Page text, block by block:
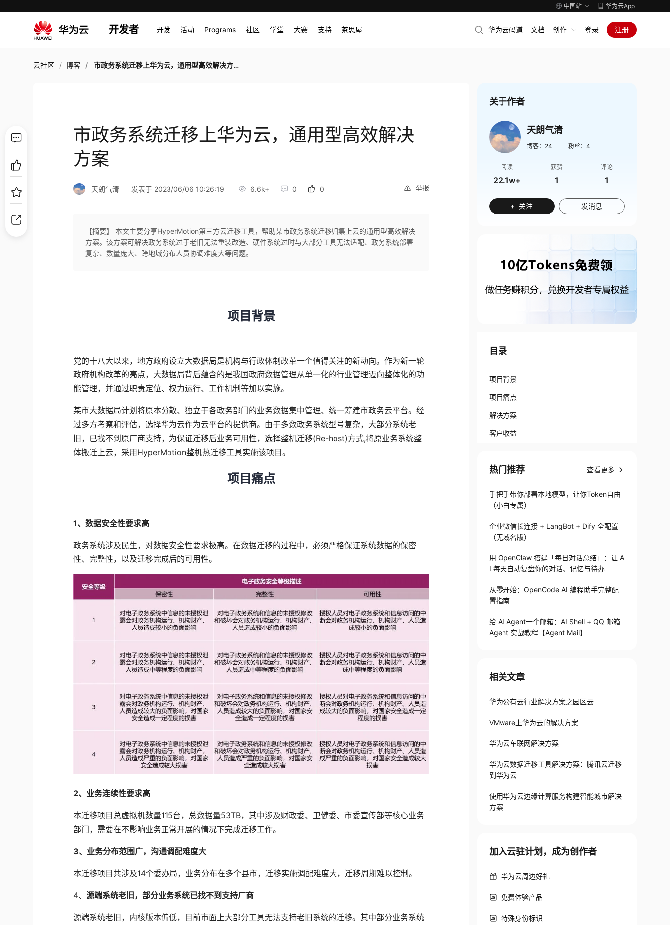
中国站 华为云App
开发者 开发 活动 Programs 社区 学堂 大赛 支持 茶思屋 华为云码道 文档 创作 登录 注册
云社区 博客 市政务系统迁移上华为云，通用型高效解决方案
市政务系统迁移上华为云，通用型高效解决
方案
举报
天朗气清 发表于 2023/06/06 10:26:19 6.6k+ 0 0
【摘要】 本文主要分享HyperMotion第三方云迁移工具，帮助某市政务系统迁移归集上云的通用型高效解决
方案。该方案可解决政务系统过于老旧无法重装改造、硬件系统过时与大部分工具无法适配、政务系统部署
复杂、数量庞大、跨地域分布人员协调难度大等问题。
项目背景
党的十八大以来，地方政府设立大数据局是机构与行政体制改革一个值得关注的新动向。作为新一轮
政府机构改革的亮点，大数据局背后蕴含的是我国政府数据管理从单一化的行业管理迈向整体化的功
能管理，并通过职责定位、权力运行、工作机制等加以实施。
某市大数据局计划将原本分散、独立于各政务部门的业务数据集中管理、统一筹建市政务云平台。经
过多方考察和评估，选择华为云作为云平台的提供商。由于多数政务系统型号复杂，大部分系统老
旧，已找不到原厂商支持，为保证迁移后业务可用性，选择整机迁移(Re-host)方式,将原业务系统整
体搬迁上云，采用HyperMotion整机热迁移工具实施该项目。
项目痛点
1、数据安全性要求高
政务系统涉及民生，对数据安全性要求极高。在数据迁移的过程中，必须严格保证系统数据的保密
性、完整性，以及迁移完成后的可用性。
2、 业务连续性要求高
本迁移项目总虚拟机数量115台，总数据量53TB，其中涉及财政委、卫健委、市委宣传部等核心业务
部门，需要在不影响业务正常开展的情况下完成迁移工作。
3、 业务分布范围广，沟通调配难度大
本迁移项目共涉及14个委办局，业务分布在多个县市，迁移实施调配难度大，迁移周期难以控制。
4、源端系统老旧，部分业务系统已找不到支持厂商
源端系统老旧，内核版本偏低，目前市面上大部分工具无法支持老旧系统的迁移。其中部分业务系统
关于作者
天朗气清
博客： 24 粉丝： 4
阅读
22.1w+
获赞
1
评论
1
+ 关注 发消息
目录
项目背景
项目痛点
解决方案
客户收益
热门推荐 查看更多
手把手带你部署本地模型，让你Token自由
（小白专属）
企业微信长连接 + LangBot + Dify 全配置
（无域名版）
用 OpenClaw 搭建「每日对话总结」：让 A
I 每天自动复盘你的对话、记忆与待办
从零开始：OpenCode AI 编程助手完整配
置指南
给 AI Agent一个邮箱：AI Shell + QQ 邮箱
Agent 实战教程【Agent Mail】
相关文章
华为公有云行业解决方案之园区云
VMware上华为云的解决方案
华为云车联网解决方案
华为云数据迁移工具解决方案：腾讯云迁移
到华为云
使用华为云边缘计算服务构建智能城市解决
方案
加入云驻计划，成为创作者
华为云周边好礼
免费体验产品
特殊身份标识